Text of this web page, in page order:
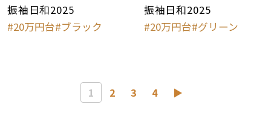
振袖日和2025
20万円台 ブラック
振袖日和2025
20万円台 グリーン
1 2 3 4 ▶